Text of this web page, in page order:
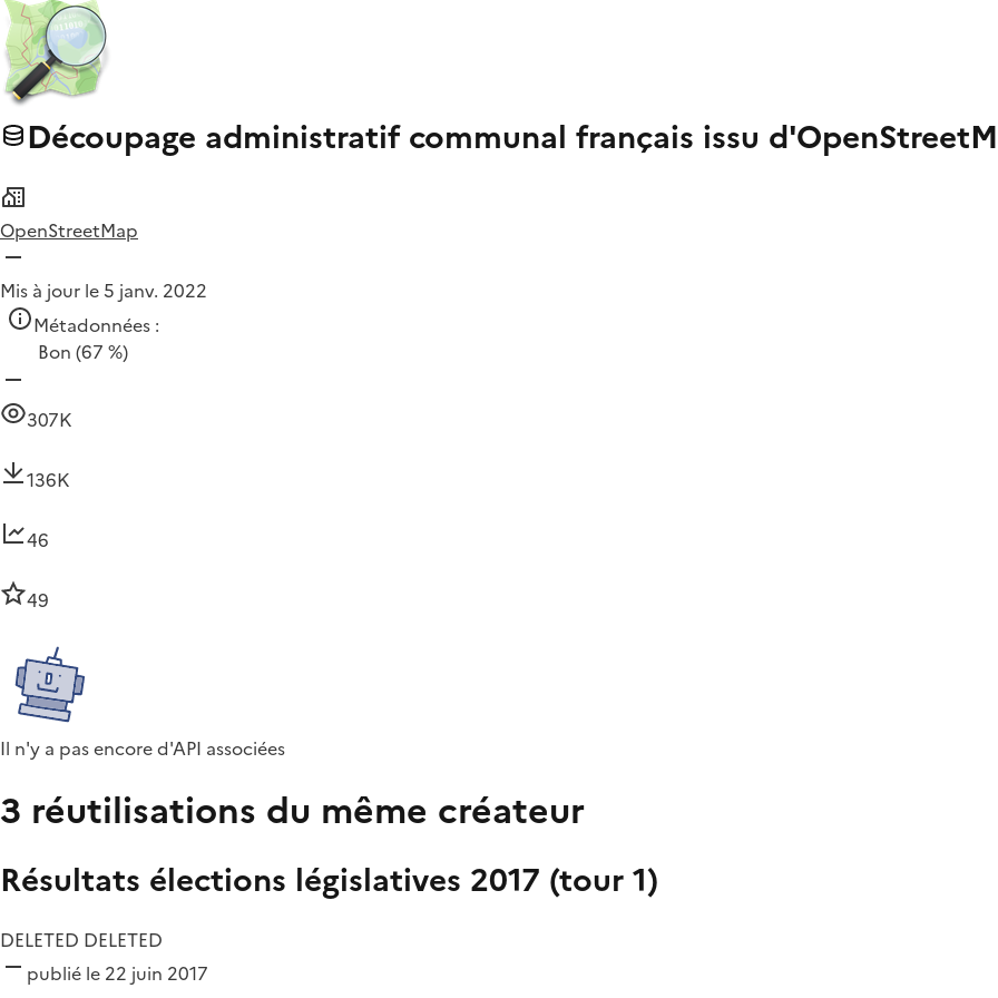
Découpage administratif communal français issu
OpenStreetMap
Mis à jour le 5 janv. 2022
Métadonnées :
Bon (67 %)
307K
136K
46
49
Il n'y a pas encore d'API associées
3 réutilisations du même créateur
Résultats élections législatives 2017 (tour 1)
DELETED DELETED
publié le 22 juin 2017